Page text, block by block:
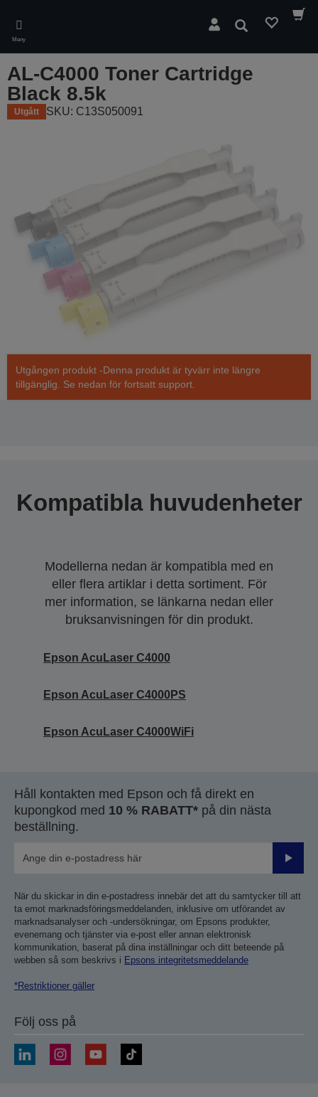
main
content
Meny
Sök
AL-C4000 Toner Cartridge
Black 8.5k
Utgått SKU: C13S050091
Utgången produkt -Denna produkt är tyvärr inte längre
tillgänglig. Se nedan för fortsatt support.
Kompatibla huvudenheter
Modellerna nedan är kompatibla med en
eller flera artiklar i detta sortiment. För
mer information, se länkarna nedan eller
bruksanvisningen för din produkt.
Epson AcuLaser C4000
Epson AcuLaser C4000PS
Epson AcuLaser C4000WiFi
Håll kontakten med Epson och få direkt en
kupongkod med 10 % RABATT* på din nästa
beställning.
Skicka
När du skickar in din e-postadress innebär det att du samtycker till att
ta emot marknadsföringsmeddelanden, inklusive om utförandet av
marknadsanalyser och -undersökningar, om Epsons produkter,
evenemang och tjänster via e-post eller annan elektronisk
kommunikation, baserat på dina inställningar och ditt beteende på
webben så som beskrivs i Epsons integritetsmeddelande
*Restriktioner gäller
Följ oss på